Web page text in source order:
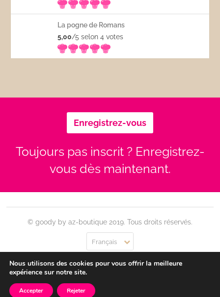
La pogne de Romans
5,00/5 selon 4votes
Enregistrez-vous
Toujours pas inscrit ? Enregistrez-
vous dès maintenant.
© goody by az-boutique 2019. Tous droits réservés.
Français
Contact Se connecter Confidentialité CGU
Nous utilisons des cookies pour vous offrir la meilleure
expérience sur notre site.
Accepter Rejeter